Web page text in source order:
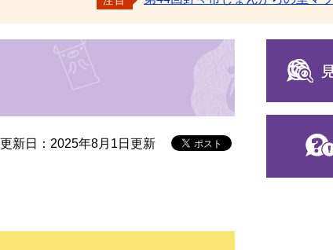
更新日：2025年8月1日更新